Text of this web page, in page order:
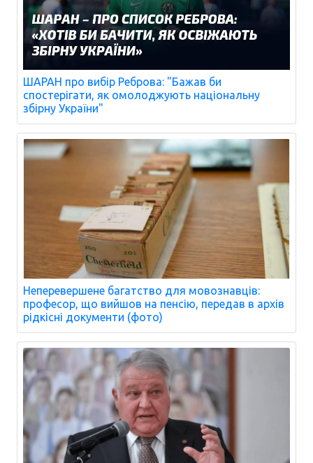
ШАРАН про вибір Реброва: "Бажав би
спостерігати, як омолоджують національну
збірну України"
Неперевершене багатство для мовознавців:
професор, що вийшов на пенсію, передав в архів
рідкісні документи (фото)